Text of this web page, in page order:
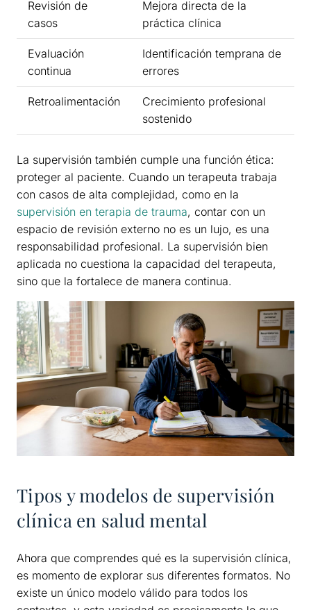
Revisión de
casos
Mejora directa de la
práctica clínica
Evaluación
continua
Identificación temprana de
errores
Retroalimentación
Crecimiento profesional
sostenido
La supervisión también cumple una función ética:
proteger al paciente. Cuando un terapeuta trabaja
con casos de alta complejidad, como en la
supervisión en terapia de trauma, contar con un
espacio de revisión externo no es un lujo, es una
responsabilidad profesional. La supervisión bien
aplicada no cuestiona la capacidad del terapeuta,
sino que la fortalece de manera continua.
Tipos y modelos de supervisión
clínica en salud mental
Ahora que comprendes qué es la supervisión clínica,
es momento de explorar sus diferentes formatos. No
existe un único modelo válido para todos los